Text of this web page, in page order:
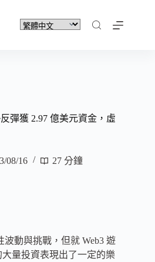
彈獲 2.97 億美元資金，虛
08/16 27 分鐘
動與挑戰，但就 Web3 遊
量投資表現出了一定的樂